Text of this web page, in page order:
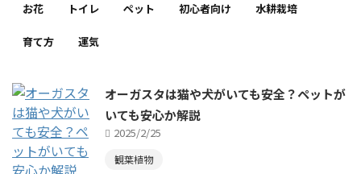
お花 トイレ ペット 初心者向け 水耕栽培
育て方 運気
オーガスタは猫や犬がいても安全？ペットが
いても安心か解説
2025/2/25
観葉植物